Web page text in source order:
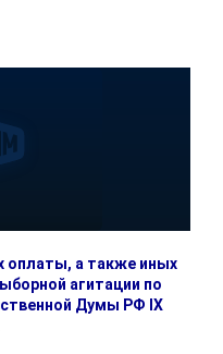
оплаты, а также иных
агитации по
Думы РФ IX